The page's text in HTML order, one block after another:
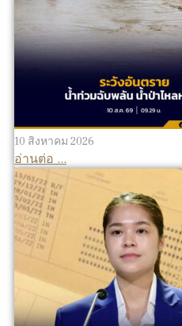
10 สิงหาคม 2026
อ่านต่อ ...